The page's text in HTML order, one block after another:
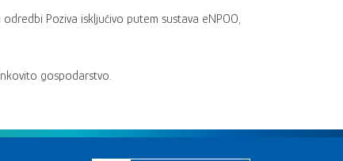
Poziva isključivo putem sustava eNPOO,
gospodarstvo.